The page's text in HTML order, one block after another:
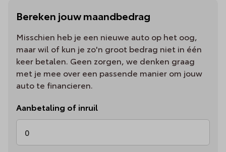
Bereken jouw maandbedrag
Misschien heb je een nieuwe auto op het oog,
maar wil of kun je zo'n groot bedrag niet in één
keer betalen. Geen zorgen, we denken graag
met je mee over een passende manier om jouw
auto te financieren.
Aanbetaling of inruil